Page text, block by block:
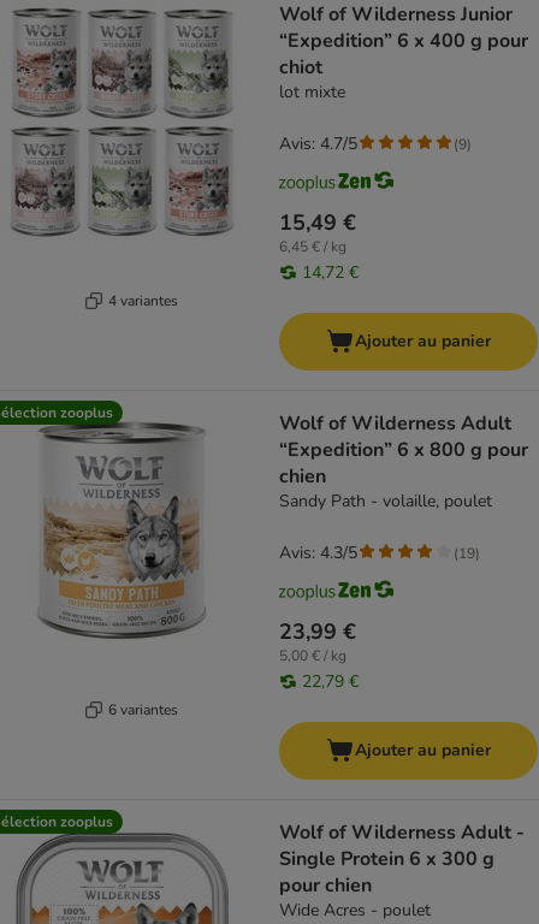
4 variantes
Wolf of Wilderness Junior
“Expedition” 6 x 400 g pour
chiot
lot mixte
15,49 €
6,45 € / kg
14,72 €
Avis: 4.7/5 (9)
Ajouter au panier
zooplus
6 variantes
Wolf of Wilderness Adult
“Expedition” 6 x 800 g pour
chien
Sandy Path - volaille, poulet
23,99 €
5,00 € / kg
22,79 €
Avis: 4.3/5 (19)
Ajouter au panier
zooplus
Wolf of Wilderness Adult -
Single Protein 6 x 300 g
pour chien
Wide Acres - poulet